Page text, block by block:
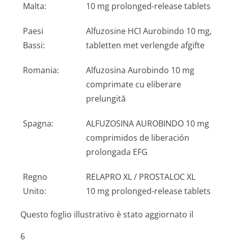
Malta:
10 mg prolonged-release tablets
Paesi
Bassi:
Alfuzosine HCl Aurobindo 10 mg,
tabletten met verlengde afgifte
Romania:
Alfuzosina Aurobindo 10 mg
comprimate cu eliberare
prelungită
Spagna:
ALFUZOSINA AUROBINDO 10 mg
comprimidos de liberación
prolongada EFG
Regno
Unito:
RELAPRO XL / PROSTALOC XL
10 mg prolonged-release tablets
Questo foglio illustrativo è stato aggiornato il
6